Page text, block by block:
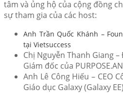
tâm và ủng hộ của cộng đồng
sự tham gia của các host:
Anh Trần Quốc Khánh –
tại Vietsuccess
Chị Nguyễn Thanh Giang
Giám đốc của
Anh Lê Công Hiếu – CEO
Giáo dục Galaxy (Galaxy EE)